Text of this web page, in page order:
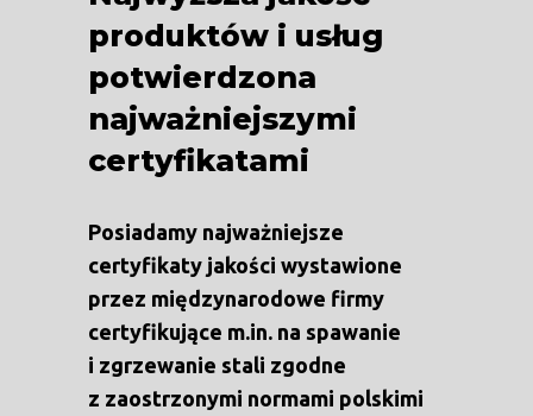
produktów i usług
potwierdzona
najważniejszymi
certyfikatami
Posiadamy najważniejsze
certyfikaty jakości wystawione
przez międzynarodowe firmy
certyfikujące m.in. na spawanie
i zgrzewanie stali zgodne
z zaostrzonymi normami polskimi